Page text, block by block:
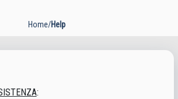
Home/Help
: